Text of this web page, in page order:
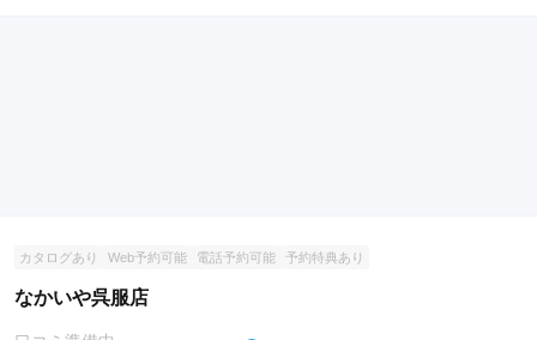
カタログあり Web予約可能 電話予約可能 予約特典あり
なかいや呉服店